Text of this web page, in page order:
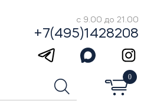
с 9.00 до 21.00
+7(495)1428208
0